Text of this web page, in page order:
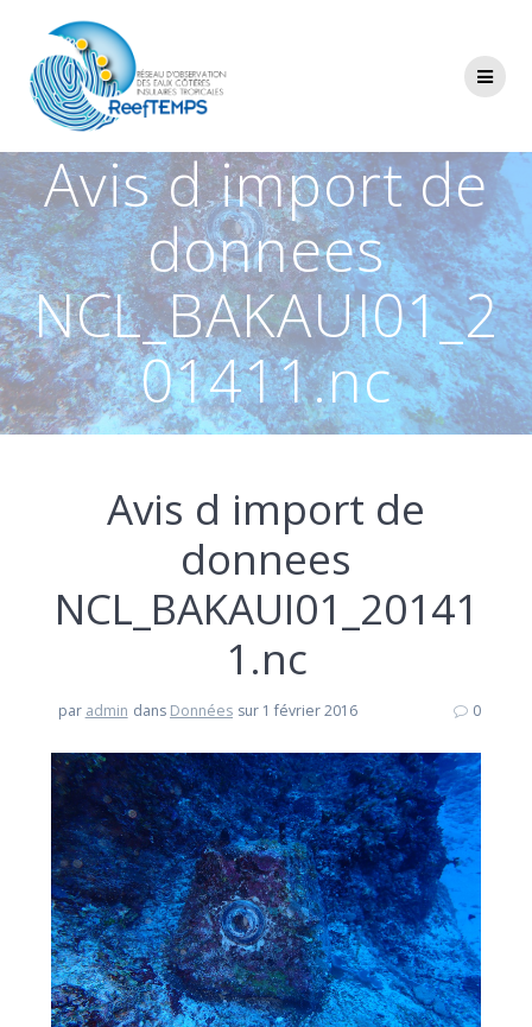
Avis d import de
donnees
NCL_BAKAUI01_2
01411.nc
Avis d import de
donnees
NCL_BAKAUI01_20141
1.nc
par admin dans Données sur 1 février 2016 0